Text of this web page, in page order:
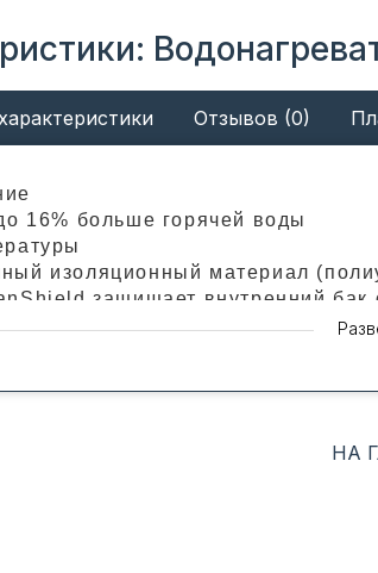
Отзывов (0)
16% больше горячей воды
изоляционный материал
защищает внутренний бак
НА